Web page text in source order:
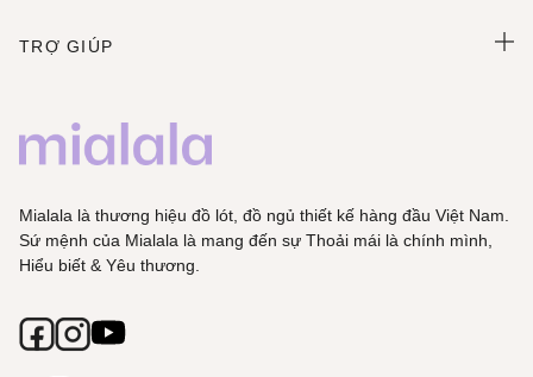
TRỢ GIÚP
Mialala là thương hiệu đồ lót, đồ ngủ thiết kế hàng đầu Việt Nam.
Sứ mệnh của Mialala là mang đến sự Thoải mái là chính mình,
Hiểu biết & Yêu thương.